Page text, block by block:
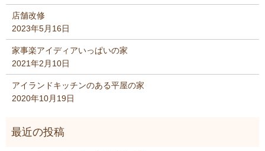
店舗改修
2023年5月16日
家事楽アイディアいっぱいの家
2021年2月10日
アイランドキッチンのある平屋の家
2020年10月19日